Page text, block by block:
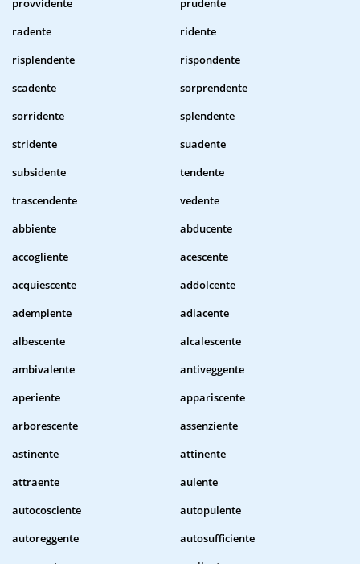
provvidente
prudente
radente
ridente
risplendente
rispondente
scadente
sorprendente
sorridente
splendente
stridente
suadente
subsidente
tendente
trascendente
vedente
abbiente
abducente
accogliente
acescente
acquiescente
addolcente
adempiente
adiacente
albescente
alcalescente
ambivalente
antiveggente
aperiente
appariscente
arborescente
assenziente
astinente
attinente
attraente
aulente
autocosciente
autopulente
autoreggente
autosufficiente